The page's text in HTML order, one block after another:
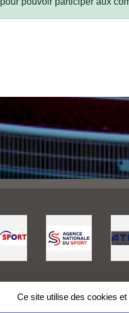
Ce site utilise des cookies